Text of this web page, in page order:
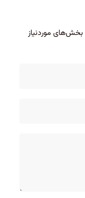
بخش‌های موردنیاز